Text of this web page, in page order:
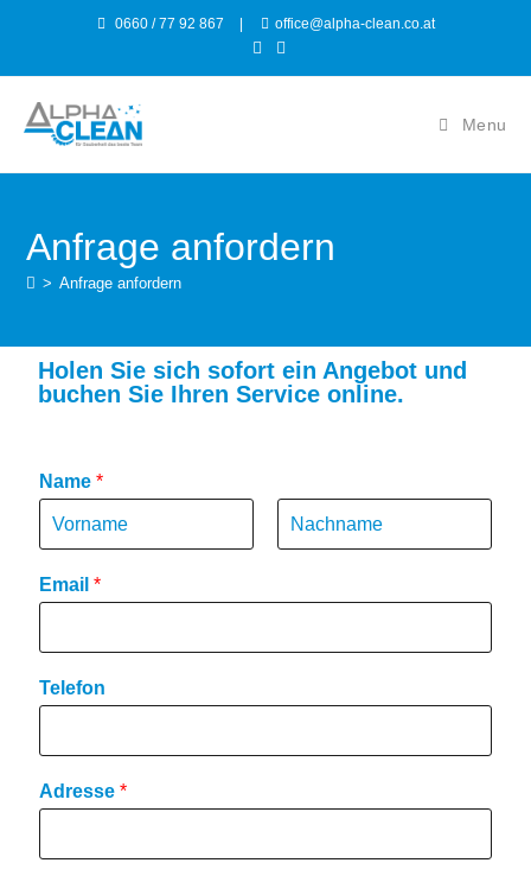
0660 / 77 92 867 office@alpha-clean.co.at
Menu
Anfrage anfordern
> Anfrage anfordern
Holen Sie sich sofort ein Angebot und
buchen Sie Ihren Service online.
Name*
i
r
Email*
Telefon
Adresse*